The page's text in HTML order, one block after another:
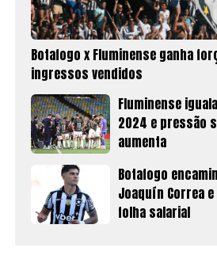
Botafogo x Fluminense ganha
ingressos vendidos
Fluminense
2024 e pressão
aumenta
Botafogo
Joaquín Correa
folha salarial